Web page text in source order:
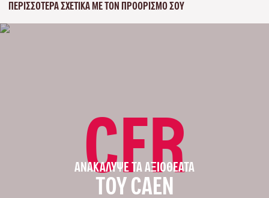
ΠΕΡΙΣΣΌΤΕΡΑ ΣΧΕΤΙΚΆ ΜΕ ΤΟΝ ΠΡΟΟΡΙΣΜΌ ΣΟΥ
CFR
ΑΝΑΚΆΛΥΨΕ ΤΑ ΑΞΙΟΘΈΑΤΑ
ΤΟΥ CAEN